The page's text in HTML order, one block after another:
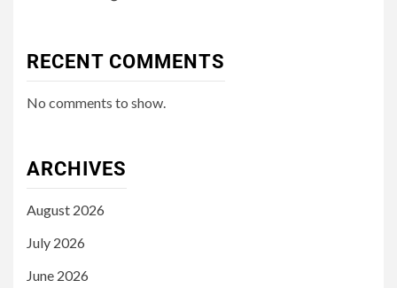
RECENT COMMENTS
No comments to show.
ARCHIVES
August 2026
July 2026
June 2026